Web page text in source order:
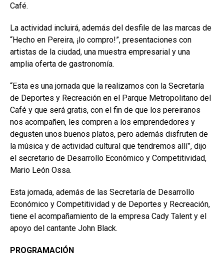
Café.
La actividad incluirá, además del desfile de las marcas de
“Hecho en Pereira, ¡lo compro!”, presentaciones con
artistas de la ciudad, una muestra empresarial y una
amplia oferta de gastronomía.
“Esta es una jornada que la realizamos con la Secretaría
de Deportes y Recreación en el Parque Metropolitano del
Café y que será gratis, con el fin de que los pereiranos
nos acompañen, les compren a los emprendedores y
degusten unos buenos platos, pero además disfruten de
la música y de actividad cultural que tendremos allí”, dijo
el secretario de Desarrollo Económico y Competitividad,
Mario León Ossa.
Esta jornada, además de las Secretaría de Desarrollo
Económico y Competitividad y de Deportes y Recreación,
tiene el acompañamiento de la empresa Cady Talent y el
apoyo del cantante John Black.
PROGRAMACIÓN